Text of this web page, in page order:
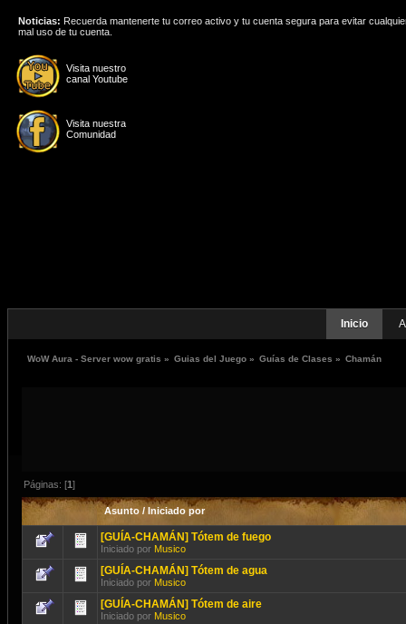
Visita nuestro
canal Youtube
Visita nuestra
Comunidad
Noticias: Recuerda mantenerte tu correo activo y tu cuenta segura para evitar
mal uso de tu cuenta.
Inicio
WoW Aura - Server wow gratis » Guias del Juego » Guías de Clases » Chamán
Páginas: [1]
Asunto/ Iniciado por
[GUÍA-CHAMÁN] Tótem de fuego
Iniciado por Musico
[GUÍA-CHAMÁN] Tótem de agua
Iniciado por Musico
[GUÍA-CHAMÁN] Tótem de aire
Iniciado por Musico